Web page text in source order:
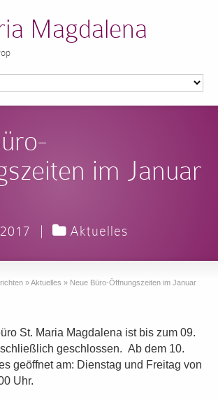
Magdalena
im Januar
| Aktuelles
»Aktuelles » Neue Büro-Öffnungszeiten im Januar
St. Maria Magdalena ist bis zum 09.
geschlossen. Ab dem 10.
geöffnet am: Dienstag und Freitag von
Uhr.